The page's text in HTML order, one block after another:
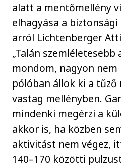
alatt a mentőmellény
elhagyása a
arról Lichtenberger
„Talán szemléletesebb
mondom, nagyon
pólóban állok ki a tűző
vastag mellényben.
mindenki megérzi a
akkor is, ha közben
aktivitást nem végez,
140–170 közötti